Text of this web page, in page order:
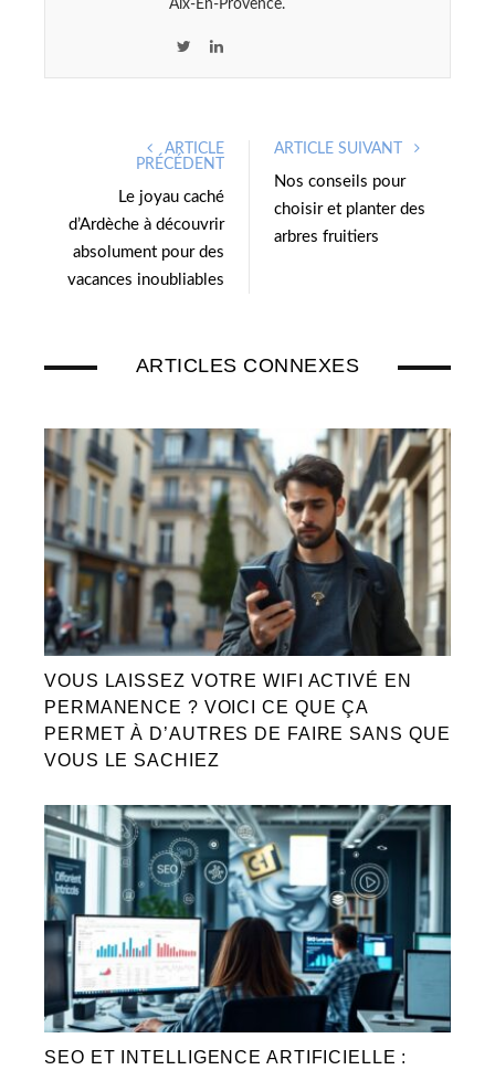
Aix-En-Provence.
r
L
e
I
ARTICLE
PRÉCÉDENT
Le joyau caché
d’Ardèche à découvrir
absolument pour des
vacances inoubliables
ARTICLE SUIVANT
Nos conseils pour
choisir et planter des
arbres fruitiers
ARTICLES CONNEXES
VOUS LAISSEZ VOTRE WIFI ACTIVÉ EN
PERMANENCE ? VOICI CE QUE ÇA
PERMET À D’AUTRES DE FAIRE SANS QUE
VOUS LE SACHIEZ
SEO ET INTELLIGENCE ARTIFICIELLE :